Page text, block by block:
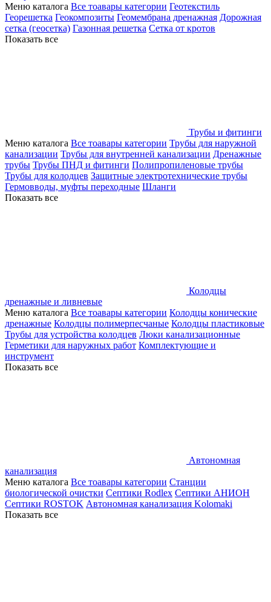
Меню каталога Все тоавары категории Геотекстиль
Георешетка Геокомпозиты Геомембрана дренажная Дорожная
сетка (геосетка) Газонная решетка Сетка от кротов
Показать все
Трубы и фитинги
Меню каталога Все тоавары категории Трубы для наружной
канализации Трубы для внутренней канализации Дренажные
трубы Трубы ПНД и фитинги Полипропиленовые трубы
Трубы для колодцев Защитные электротехнические трубы
Гермовводы, муфты переходные Шланги
Показать все
Колодцы
дренажные и ливневые
Меню каталога Все тоавары категории Колодцы конические
дренажные Колодцы полимерпесчаные Колодцы пластиковые
Трубы для устройства колодцев Люки канализационные
Герметики для наружных работ Комплектующие и
инструмент
Показать все
Автономная
канализация
Меню каталога Все тоавары категории Станции
биологической очистки Септики Rodlex Септики АНИОН
Септики ROSTOK Автономная канализация Kolomaki
Показать все